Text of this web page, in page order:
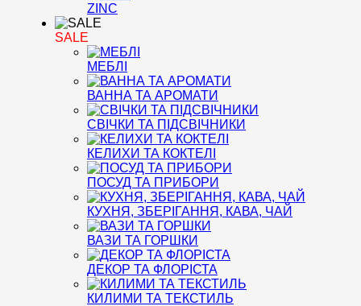
ZINC
SALE
МЕБЛІ
ВАННА ТА АРОМАТИ
СВІЧКИ ТА ПІДСВІЧНИКИ
КЕЛИХИ ТА КОКТЕЛІ
ПОСУД ТА ПРИБОРИ
КУХНЯ, ЗБЕРІГАННЯ, КАВА, ЧАЙ
ВАЗИ ТА ГОРШКИ
ДЕКОР ТА ФЛОРІСТА
КИЛИМИ ТА ТЕКСТИЛЬ